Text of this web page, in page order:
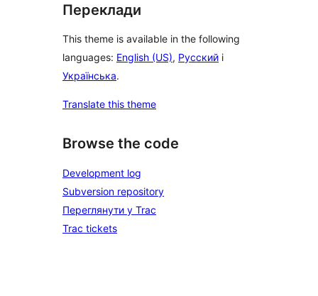
Переклади
This theme is available in the following
languages: English (US), Русский і
Українська.
Translate this theme
Browse the code
Development log
Subversion repository
Переглянути у Trac
Trac tickets